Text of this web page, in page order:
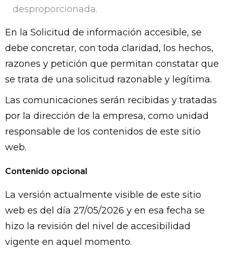
desproporcionada.
En la Solicitud de información accesible, se
debe concretar, con toda claridad, los hechos,
razones y petición que permitan constatar que
se trata de una solicitud razonable y legítima.
Las comunicaciones serán recibidas y tratadas
por la dirección de la empresa, como unidad
responsable de los contenidos de este sitio
web.
Contenido opcional
La versión actualmente visible de este sitio
web es del día 27/05/2026 y en esa fecha se
hizo la revisión del nivel de accesibilidad
vigente en aquel momento.